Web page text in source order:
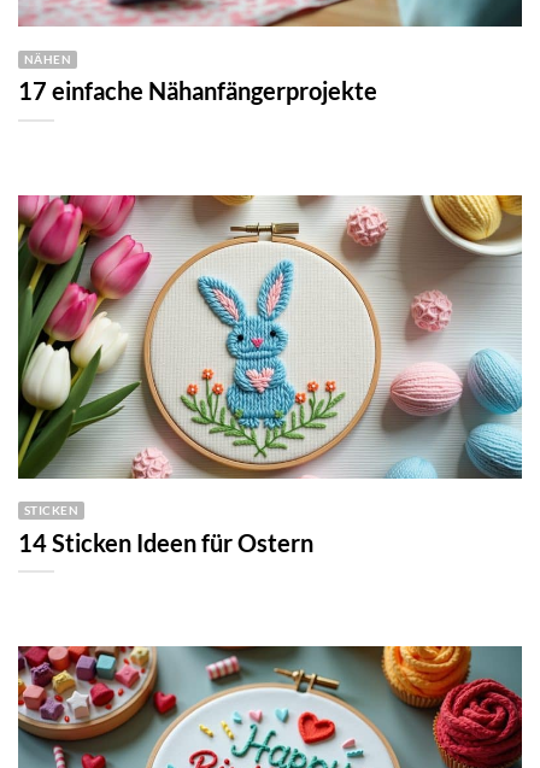
NÄHEN
17 einfache Nähanfängerprojekte
STICKEN
14 Sticken Ideen für Ostern